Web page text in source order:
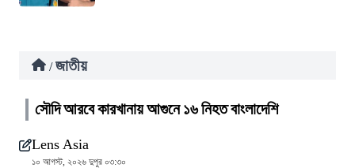
/ জাতীয়
সৌদি আরবে কারখানায় আগুনে ১৬ নিহত বাংলাদেশি
Lens Asia
১০ আগস্ট, ২০২৬ দুপুর ০৩:৩০